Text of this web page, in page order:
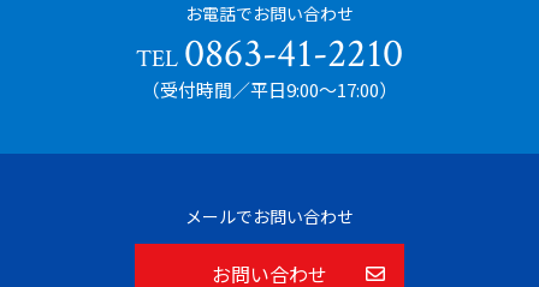
お電話でお問い合わせ
TEL 0863-41-2210
（受付時間／平日9:00〜17:00）
メールでお問い合わせ
お問い合わせ